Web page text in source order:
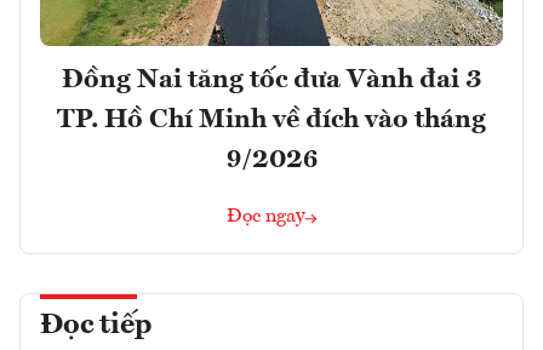
Đồng Nai tăng tốc đưa Vành đai 3
TP. Hồ Chí Minh về đích vào tháng
9/2026
Đọc ngay
Đọc tiếp